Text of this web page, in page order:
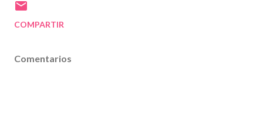
COMPARTIR
Comentarios